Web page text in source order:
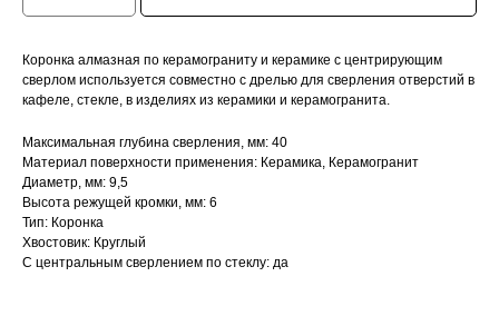
Коронка алмазная по керамограниту и керамике с центрирующим
сверлом используется совместно с дрелью для сверления отверстий в
кафеле, стекле, в изделиях из керамики и керамогранита.
Максимальная глубина сверления, мм: 40
Материал поверхности применения: Керамика, Керамогранит
Диаметр, мм: 9,5
Высота режущей кромки, мм: 6
Тип: Коронка
Хвостовик: Круглый
С центральным сверлением по стеклу: да